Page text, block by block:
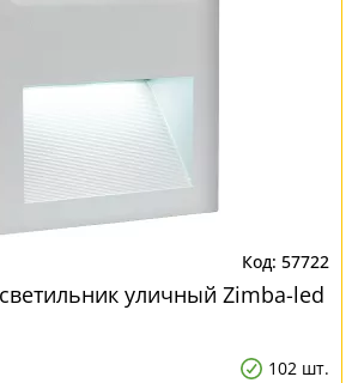
57722
уличный Zimba-led
102 шт.